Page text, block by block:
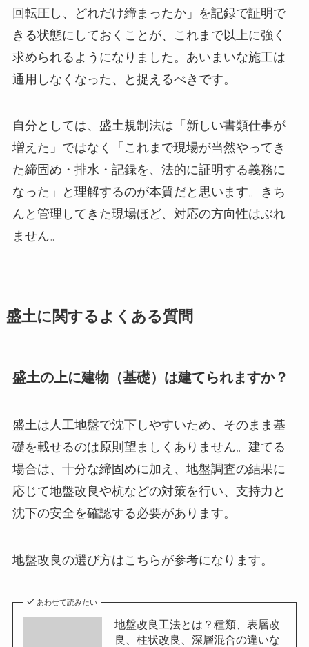
回転圧し、どれだけ締まったか」を記録で証明で
きる状態にしておくことが、これまで以上に強く
求められるようになりました。あいまいな施工は
通用しなくなった、と捉えるべきです。
自分としては、盛土規制法は「新しい書類仕事が
増えた」ではなく「これまで現場が当然やってき
た締固め・排水・記録を、法的に証明する義務に
なった」と理解するのが本質だと思います。きち
んと管理してきた現場ほど、対応の方向性はぶれ
ません。
盛土に関するよくある質問
盛土の上に建物（基礎）は建てられますか？
盛土は人工地盤で沈下しやすいため、そのまま基
礎を載せるのは原則望ましくありません。建てる
場合は、十分な締固めに加え、地盤調査の結果に
応じて地盤改良や杭などの対策を行い、支持力と
沈下の安全を確認する必要があります。
地盤改良の選び方はこちらが参考になります。
あわせて読みたい
地盤改良工法とは？種類、表層改
良、柱状改良、深層混合の違いな